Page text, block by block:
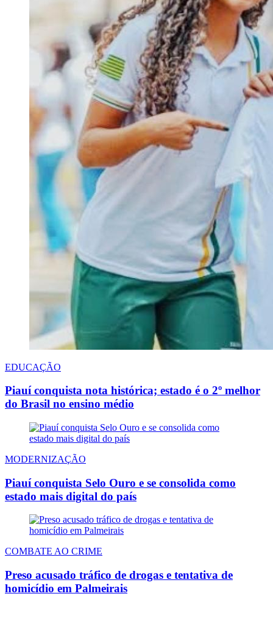
EDUCAÇÃO
Piauí conquista nota histórica; estado é o 2º melhor
do Brasil no ensino médio
MODERNIZAÇÃO
Piauí conquista Selo Ouro e se consolida como
estado mais digital do país
COMBATE AO CRIME
Preso acusado tráfico de drogas e tentativa de
homicídio em Palmeirais